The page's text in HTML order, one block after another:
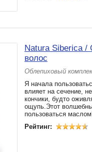
Natura Siberica /
волос
Облепиховый
Я начала
влияет на сечение,
кончики, будто
ощупь.Этот
пользоваться
Рейтинг: